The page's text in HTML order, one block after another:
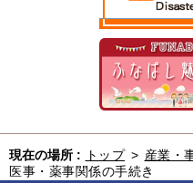
現在の場所 : トップ > 産業・
医事・薬事関係の手続き